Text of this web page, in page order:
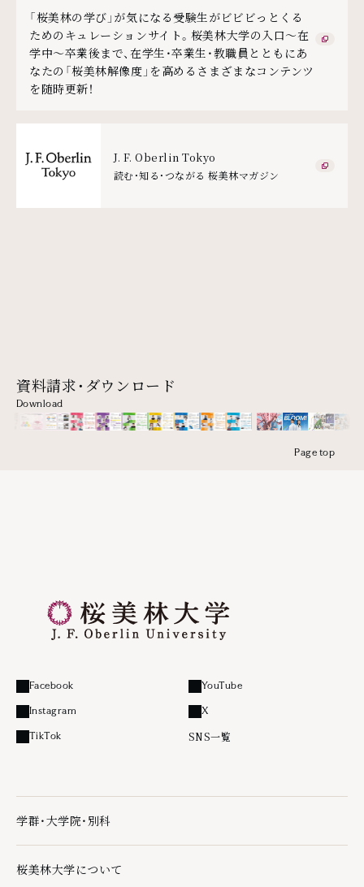
「桜美林の学び」が気になる受験生がビビビっとくる
ためのキュレーションサイト。桜美林大学の入口～在
学中～卒業後まで、在学生・卒業生・教職員とともにあ
なたの「桜美林解像度」を高めるさまざまなコンテンツ
を随時更新！
J. F. Oberlin Tokyo
読む・知る・つながる 桜美林マガジン
資料請求・ダウンロード
Download
Page top
Facebook
外部リンク
YouTube
外部リンク
Instagram
外部リンク
X
外部リンク
TikTok
外部リンク SNS一覧
学群・大学院・別科
学群・大学院・別科の下層ページ一覧を開く
桜美林大学について
桜美林大学についての下層ページ一覧を開く